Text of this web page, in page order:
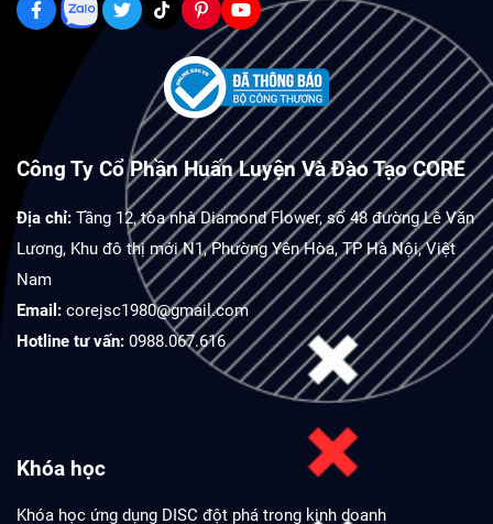
Công Ty Cổ Phần Huấn Luyện Và Đào Tạo CORE
Địa chỉ: Tầng 12, tòa nhà Diamond Flower, số 48 đường Lê Văn
Lương, Khu đô thị mới N1, Phường Yên Hòa, TP Hà Nội, Việt
Nam
Email: corejsc1980@gmail.com
Hotline tư vấn: 0988.067.616
Khóa học
Khóa học ứng dụng DISC đột phá trong kinh doanh